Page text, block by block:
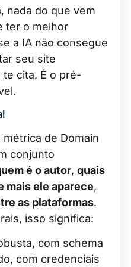
nada do que vem
ter o melhor
a IA não consegue
seu site
cita. É o pré-
de Domain
conjunto
é o autor, quais
mais ele aparece,
as plataformas.
isso significa:
com schema
com credenciais